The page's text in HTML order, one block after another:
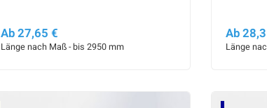
Ab 27,65 €
Länge nach Maß - bis 2950 mm
Ab
Länge